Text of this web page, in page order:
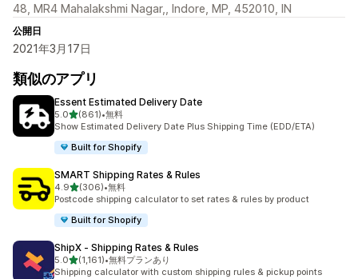
48, MR4 Mahalakshmi Nagar,, Indore, MP, 452010, IN
公開日
2021年3月17日
類似のアプリ
Essent Estimated Delivery Date
5.05つ星中
(861)
合計レビュー数：861件
•無料
Show Estimated Delivery Date Plus Shipping Time (EDD/ETA)
Built for Shopify
SMART Shipping Rates & Rules
4.95つ星中
(306)
合計レビュー数：306件
•無料
Postcode shipping calculator to set rates & rules by product
Built for Shopify
ShipX ‑ Shipping Rates & Rules
5.05つ星中
(1,161)
合計レビュー数：1161件
•無料プランあり
Shipping calculator with custom shipping rules & pickup points